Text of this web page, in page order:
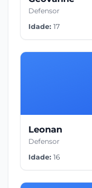
Defensor
Idade: 17
Leonan
Defensor
Idade: 16